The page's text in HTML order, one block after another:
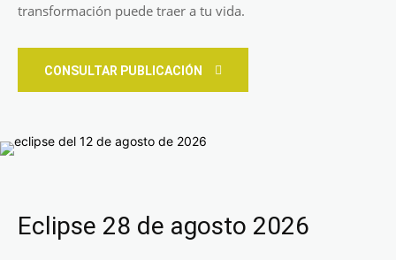
transformación puede traer a tu vida.
CONSULTAR PUBLICACIÓN
Eclipse 28 de agosto 2026